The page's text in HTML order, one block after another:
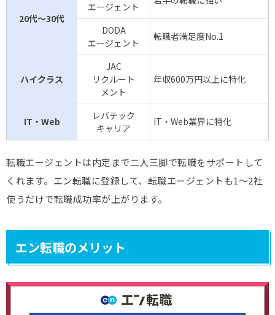
20代～30代
エージェント
DODA
エージェント
転職者満足度No.1
ハイクラス
JAC
リクルート
メント
年収600万円以上に特化
IT・Web
レバテック
キャリア
IT・Web業界に特化
転職エージェントは内定まで二人三脚で転職をサポートして
くれます。エン転職に登録して、転職エージェントも1～2社
使うだけで転職成功率が上がります。
エン転職のメリット